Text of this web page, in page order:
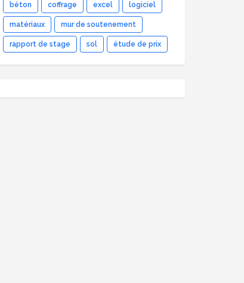
béton coffrage excel logiciel
matériaux mur de soutenement
rapport de stage sol étude de prix